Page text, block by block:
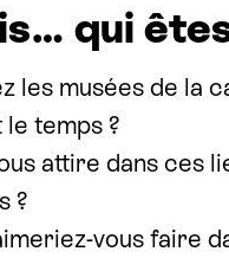
qui
les musées de la
temps ?
attire dans ces
?
vous faire